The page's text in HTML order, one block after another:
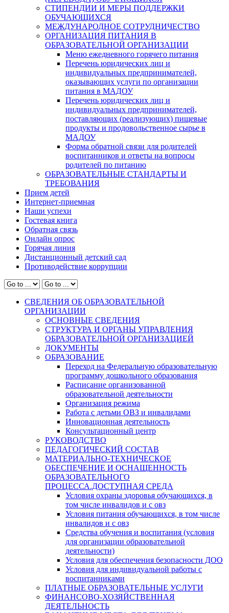
СТИПЕНДИИ И МЕРЫ ПОДДЕРЖКИ
ОБУЧАЮЩИХСЯ
МЕЖДУНАРОДНОЕ СОТРУДНИЧЕСТВО
ОРГАНИЗАЦИЯ ПИТАНИЯ В
ОБРАЗОВАТЕЛЬНОЙ ОРГАНИЗАЦИИ
Меню ежедневного горячего питания
Перечень юридических лиц и
индивидуальных предпринимателей,
оказывающих услуги по организации
питания в МАДОУ
Перечень юридических лиц и
индивидуальных предпринимателей,
поставляющих (реализующих) пищевые
продукты и продовольственное сырье в
МАДОУ
Форма обратной связи для родителей
воспитанников и ответы на вопросы
родителей по питанию
ОБРАЗОВАТЕЛЬНЫЕ СТАНДАРТЫ И
ТРЕБОВАНИЯ
Прием детей
Интернет-приемная
Наши успехи
Гостевая книга
Обратная связь
Онлайн опрос
Горячая линия
Дистанционный детский сад
Противодействие коррупции
СВЕДЕНИЯ ОБ ОБРАЗОВАТЕЛЬНОЙ
ОРГАНИЗАЦИИ
ОСНОВНЫЕ СВЕДЕНИЯ
СТРУКТУРА И ОРГАНЫ УПРАВЛЕНИЯ
ОБРАЗОВАТЕЛЬНОЙ ОРГАНИЗАЦИЕЙ
ДОКУМЕНТЫ
ОБРАЗОВАНИЕ
Переход на Федеральную образовательную
программу дошкольного образования
Расписание организованной
образовательной деятельности
Организация режима
Работа с детьми ОВЗ и инвалидами
Инновационная деятельность
Консультационный центр
РУКОВОДСТВО
ПЕДАГОГИЧЕСКИЙ СОСТАВ
МАТЕРИАЛЬНО-ТЕХНИЧЕСКОЕ
ОБЕСПЕЧЕНИЕ И ОСНАЩЕННОСТЬ
ОБРАЗОВАТЕЛЬНОГО
ПРОЦЕССА.ДОСТУПНАЯ СРЕДА
Условия охраны здоровья обучающихся, в
том числе инвалидов и с овз
Условия питания обучающихся, в том числе
инвалидов и с овз
Средства обучения и воспитания (условия
для организации образовательной
деятельности)
Условия для обеспечения безопасности ДОО
Условия для индивидуальной работы с
воспитанниками
ПЛАТНЫЕ ОБРАЗОВАТЕЛЬНЫЕ УСЛУГИ
ФИНАНСОВО-ХОЗЯЙСТВЕННАЯ
ДЕЯТЕЛЬНОСТЬ